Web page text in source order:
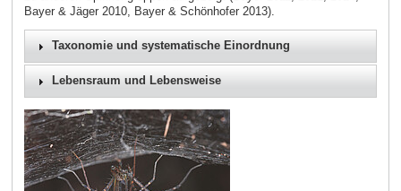
Bayer & Jäger 2010, Bayer & Schönhofer 2013).
Taxonomie und systematische Einordnung
Lebensraum und Lebensweise